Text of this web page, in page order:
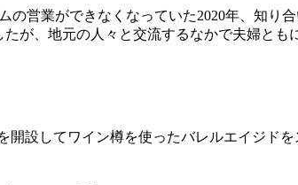
営業ができなくなっていた2020年、知り
が、地元の人々と交流するなかで夫婦と
設してワイン樽を使ったバレルエイジド